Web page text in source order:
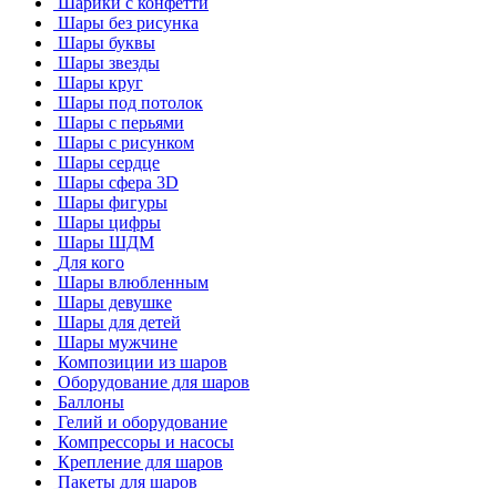
Шары без рисунка
Шары буквы
Шары звезды
Шары круг
Шары под потолок
Шары с перьями
Шары с рисунком
Шары сердце
Шары сфера 3D
Шары фигуры
Шары цифры
Шары ШДМ
Для кого
Шары влюбленным
Шары девушке
Шары для детей
Шары мужчине
Композиции из шаров
Оборудование для шаров
Баллоны
Гелий и оборудование
Компрессоры и насосы
Крепление для шаров
Пакеты для шаров